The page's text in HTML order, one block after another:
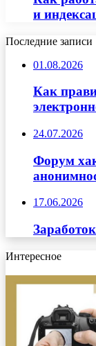
и
Последние записи
01.08.2026
Как
24.07.2026
Форум
17.06.2026
Интересное